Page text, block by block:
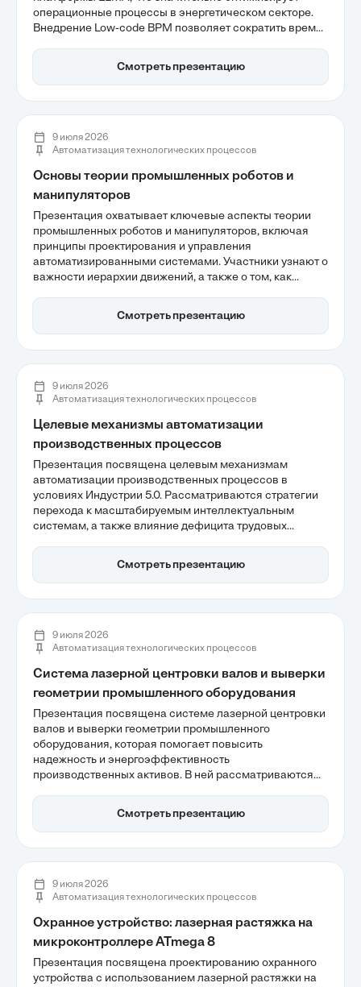
операционные процессы в энергетическом секторе.
Внедрение Low-code BPM позволяет сократить время
документооборота и снизить административные
издержки. Автоматизация минимизирует влияние
Смотреть презентацию
9 июля 2026
Автоматизация технологических процессов
Основы теории промышленных роботов и
манипуляторов
Презентация охватывает ключевые аспекты теории
промышленных роботов и манипуляторов, включая
принципы проектирования и управления
автоматизированными системами. Участники узнают о
важности иерархии движений, а также о том, как
производственным задачам. Внимание уделяется
интеграции искусственного интеллекта и динамике
Смотреть презентацию
9 июля 2026
Автоматизация технологических процессов
Целевые механизмы автоматизации
производственных процессов
Презентация посвящена целевым механизмам
автоматизации производственных процессов в
условиях Индустрии 5.0. Рассматриваются стратегии
перехода к масштабируемым интеллектуальным
системам, а также влияние дефицита трудовых
ожидается на уровне 10% ежегодно. Важно отметить,
что автоматизация становится основой операционной
Смотреть презентацию
9 июля 2026
Автоматизация технологических процессов
Система лазерной центровки валов и выверки
геометрии промышленного оборудования
Презентация посвящена системе лазерной центровки
валов и выверки геометрии промышленного
оборудования, которая помогает повысить
надежность и энергоэффективность
производственных активов. В ней рассматриваются
поломок, и ограничения традиционных методов
центровки. Лазерные технологии обеспечивают
Смотреть презентацию
9 июля 2026
Автоматизация технологических процессов
Охранное устройство: лазерная растяжка на
микроконтроллере ATmega 8
Презентация посвящена проектированию охранного
устройства с использованием лазерной растяжки на